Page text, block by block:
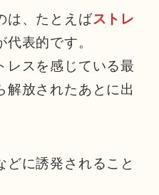
は、たとえばストレ
代表的です。
レスを感じている最
解放されたあとに出
どに誘発されること